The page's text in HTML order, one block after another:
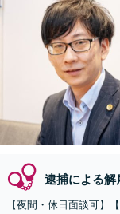
逮捕による解
【夜間・休日面談可】